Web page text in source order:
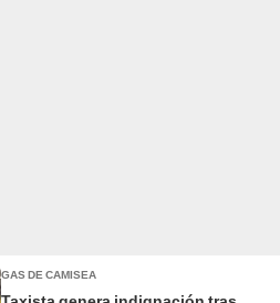
GAS DE CAMISEA